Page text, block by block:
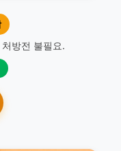
방전 불필요.